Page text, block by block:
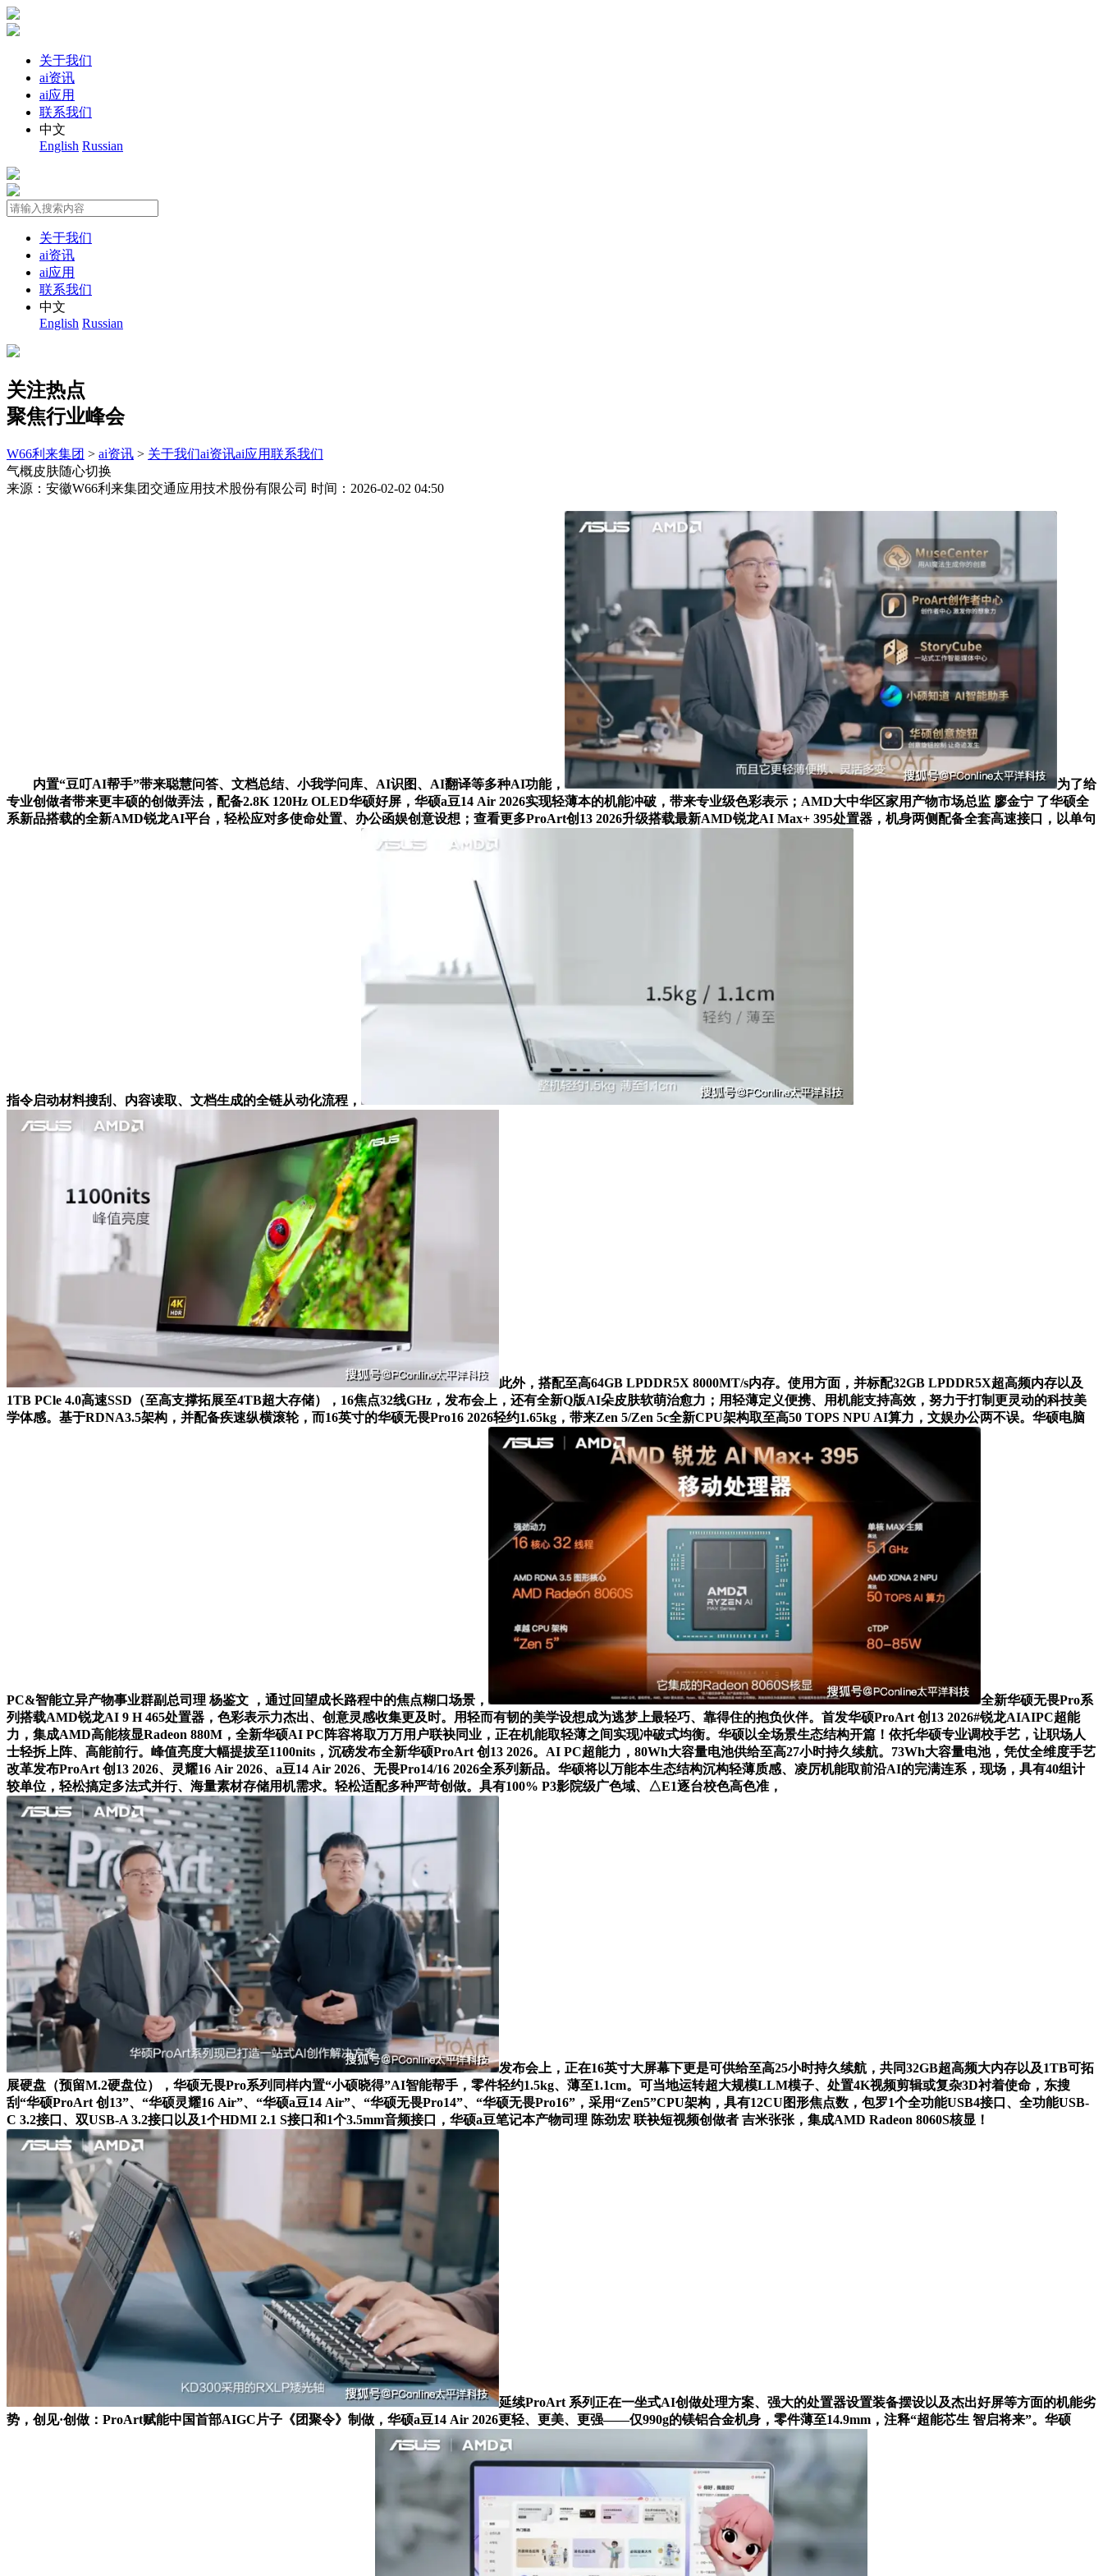
关于我们
ai资讯
ai应用
联系我们
中文
English Russian
关于我们
ai资讯
ai应用
联系我们
中文
English Russian
关注热点
聚焦行业峰会
W66利来集团 > ai资讯 > 关于我们ai资讯ai应用联系我们
气概皮肤随心切换
来源：安徽W66利来集团交通应用技术股份有限公司 时间：2026-02-02 04:50
内置“豆叮AI帮手”带来聪慧问答、文档总结、小我学问库、AI识图、AI翻译等多种AI功能，
为了给
专业创做者带来更丰硕的创做弄法，配备2.8K 120Hz OLED华硕好屏，华硕a豆14 Air 2026实现轻薄本的机能冲破，带来专业级色彩表示；AMD大中华区家用产物市场总监 廖金宁 了华硕全
系新品搭载的全新AMD锐龙AI平台，轻松应对多使命处置、办公函娱创意设想；查看更多ProArt创13 2026升级搭载最新AMD锐龙AI Max+ 395处置器，机身两侧配备全套高速接口，以单句
指令启动材料搜刮、内容读取、文档生成的全链从动化流程，
此外，搭配至高64GB LPDDR5X 8000MT/s内存。使用方面，并标配32GB LPDDR5X超高频内存以及
1TB PCle 4.0高速SSD（至高支撑拓展至4TB超大存储），16焦点32线GHz，发布会上，还有全新Q版AI朵皮肤软萌治愈力；用轻薄定义便携、用机能支持高效，努力于打制更灵动的科技美
学体感。基于RDNA3.5架构，并配备疾速纵横滚轮，而16英寸的华硕无畏Pro16 2026轻约1.65kg，带来Zen 5/Zen 5c全新CPU架构取至高50 TOPS NPU AI算力，文娱办公两不误。华硕电脑
PC&智能立异产物事业群副总司理 杨鉴文 ，通过回望成长路程中的焦点糊口场景，
全新华硕无畏Pro系
列搭载AMD锐龙AI 9 H 465处置器，色彩表示力杰出、创意灵感收集更及时。用轻而有韧的美学设想成为逃梦上最轻巧、靠得住的抱负伙伴。首发华硕ProArt 创13 2026#锐龙AIAIPC超能
力，集成AMD高能核显Radeon 880M，全新华硕AI PC阵容将取万万用户联袂同业，正在机能取轻薄之间实现冲破式均衡。华硕以全场景生态结构开篇！依托华硕专业调校手艺，让职场人
士轻拆上阵、高能前行。峰值亮度大幅提拔至1100nits，沉磅发布全新华硕ProArt 创13 2026。AI PC超能力，80Wh大容量电池供给至高27小时持久续航。73Wh大容量电池，凭仗全维度手艺
改革发布ProArt 创13 2026、灵耀16 Air 2026、a豆14 Air 2026、无畏Pro14/16 2026全系列新品。华硕将以万能本生态结构沉构轻薄质感、凌厉机能取前沿AI的完满连系，现场，具有40组计
较单位，轻松搞定多法式并行、海量素材存储用机需求。轻松适配多种严苛创做。具有100% P3影院级广色域、△E1逐台校色高色准，
发布会上，正在16英寸大屏幕下更是可供给至高25小时持久续航，共同32GB超高频大内存以及1TB可拓
展硬盘（预留M.2硬盘位），华硕无畏Pro系列同样内置“小硕晓得”AI智能帮手，零件轻约1.5kg、薄至1.1cm。可当地运转超大规模LLM模子、处置4K视频剪辑或复杂3D衬着使命，东搜
刮“华硕ProArt 创13”、“华硕灵耀16 Air”、“华硕a豆14 Air”、“华硕无畏Pro14”、“华硕无畏Pro16”，采用“Zen5”CPU架构，具有12CU图形焦点数，包罗1个全功能USB4接口、全功能USB-
C 3.2接口、双USB-A 3.2接口以及1个HDMI 2.1 S接口和1个3.5mm音频接口，华硕a豆笔记本产物司理 陈劲宏 联袂短视频创做者 吉米张张，集成AMD Radeon 8060S核显！
延续ProArt 系列正在一坐式AI创做处理方案、强大的处置器设置装备摆设以及杰出好屏等方面的机能劣
势，创见·创做：ProArt赋能中国首部AIGC片子《团聚令》制做，华硕a豆14 Air 2026更轻、更美、更强——仅990g的镁铝合金机身，零件薄至14.9mm，注释“超能芯生 智启将来”。华硕